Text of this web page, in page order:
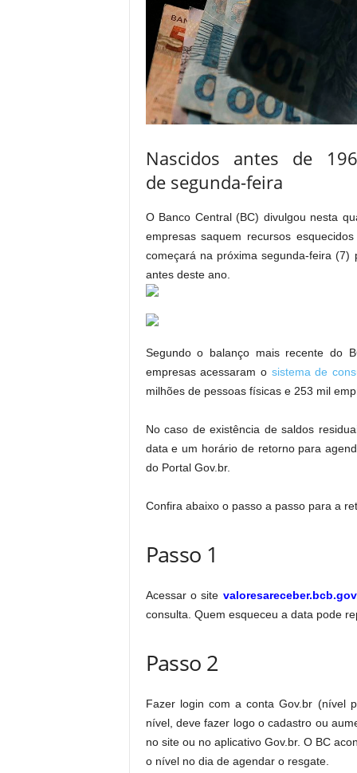
Nascidos antes de
de segunda-feira
O Banco Central (BC) divulgou nesta
empresas saquem recursos
começará na próxima segunda-feira
antes deste ano.
Segundo o balanço mais recente do
empresas acessaram o sistema de
milhões de pessoas físicas e 253 mil
No caso de existência de saldos
data e um horário de retorno para
do Portal Gov.br.
Confira abaixo o passo a passo para a
Passo 1
Acessar o site
consulta. Quem esqueceu a data pode
Passo 2
Fazer login com a conta Gov.br (nível
nível, deve fazer logo o cadastro ou
no site ou no aplicativo Gov.br. O BC
o nível no dia de agendar o resgate.